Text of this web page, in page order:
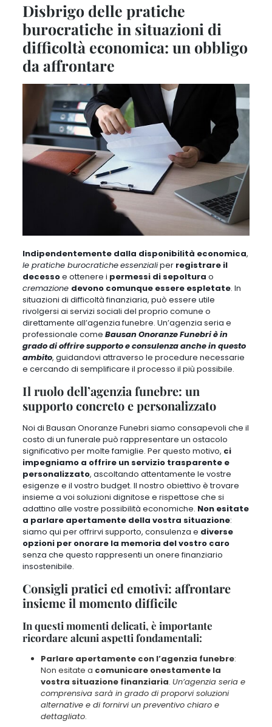
Disbrigo delle pratiche
burocratiche in situazioni di
difficoltà economica: un obbligo
da affrontare
Indipendentemente dalla disponibilità economica,
le pratiche burocraticheessenzialiper registrare il
decessoe ottenere i permessi di sepoltura o
cremazione devono comunque essere espletate. In
situazioni di difficoltà finanziaria, può essere utile
rivolgersi ai servizi sociali del proprio comune o
direttamente all’agenzia funebre. Un’agenzia seria e
professionale come Bausan Onoranze Funebri è in
grado di offrire supporto e consulenza anche in questo
ambito, guidandovi attraverso le procedure necessarie
e cercando di semplificare il processo il più possibile.
Il ruolo dell’agenzia funebre: un
supporto concreto e personalizzato
Noi di Bausan Onoranze Funebri siamo consapevoli che il
costo di un funerale può rappresentare un ostacolo
significativo per molte famiglie. Per questo motivo, ci
impegniamo a offrire un servizio trasparente e
personalizzato, ascoltando attentamente le vostre
esigenze e il vostro budget. Il nostro obiettivo è trovare
insieme a voi soluzioni dignitose e rispettose che si
adattino alle vostre possibilità economiche. Non esitate
a parlare apertamente della vostra situazione:
siamo qui per offrirvi supporto, consulenza e diverse
opzioni per onorare la memoria del vostro caro
senza che questo rappresenti un onere finanziario
insostenibile.
Consigli pratici ed emotivi: affrontare
insieme il momento difficile
In questi momenti delicati, è importante
ricordare alcuni aspetti fondamentali:
Parlare apertamente con l’agenzia funebre:
Non esitate a comunicare onestamente la
vostra situazione finanziaria. Un’agenzia seria e
comprensiva sarà in grado di proporvi soluzioni
alternative e di fornirvi un preventivo chiaro e
dettagliato.